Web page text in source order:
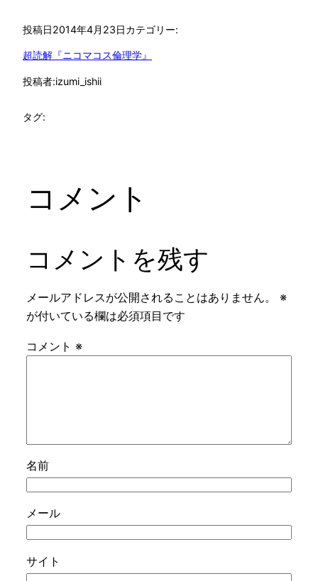
投稿日2014年4月23日カテゴリー:
超読解『ニコマコス倫理学』
投稿者:izumi_ishii
タグ:
コメント
コメントを残す
メールアドレスが公開されることはありません。
※
が付いている欄は必須項目です
コメント ※
名前
メール
サイト